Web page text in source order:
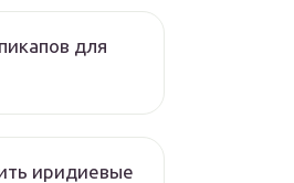
для
иридиевые